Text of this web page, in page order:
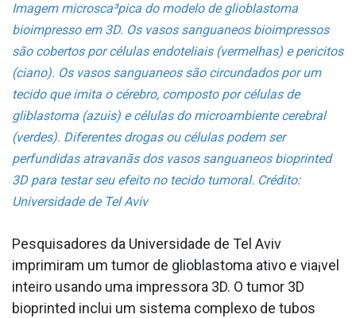
Imagem microsca³pica do modelo de glioblastoma
bioimpresso em 3D. Os vasos sangua­neos bioimpressos
são cobertos por células endoteliais (vermelhas) e pericitos
(ciano). Os vasos sangua­neos são circundados por um
tecido que imita o cérebro, composto por células de
gliblastoma (azuis) e células do microambiente cerebral
(verdes). Diferentes drogas ou células podem ser
perfundidas atravanãs dos vasos sangua­neos bioprinted
3D para testar seu efeito no tecido tumoral. Crédito:
Universidade de Tel Aviv
Pesquisadores da Universidade de Tel Aviv
imprimiram um tumor de glioblastoma ativo e via¡vel
inteiro usando uma impressora 3D. O tumor 3D
bioprinted inclui um sistema complexo de tubos